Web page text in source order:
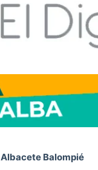
Albacete Balompié